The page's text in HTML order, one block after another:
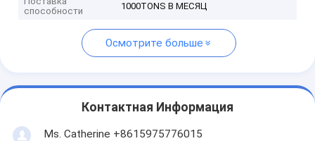
способности
1000TONS В МЕСЯЦ
Осмотрите больше
Контактная Информация
Ms. Catherine +8615975776015